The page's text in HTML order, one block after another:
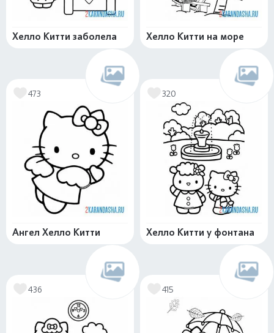
Хелло Китти заболела Хелло Китти на море
473
Ангел Хелло Китти
320
Хелло Китти у фонтана
436 415